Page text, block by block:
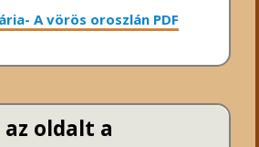
A vörös oroszlán PDF
az oldalt a